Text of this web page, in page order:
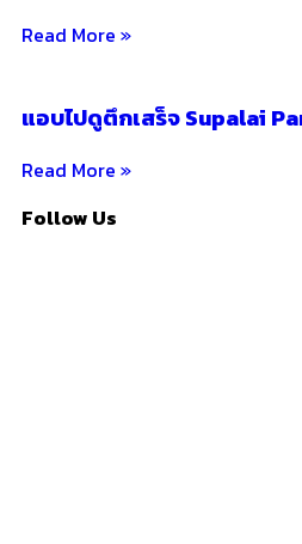
Read More »
แอบไปดูตึกเสร็จ Supalai
Read More »
Follow Us